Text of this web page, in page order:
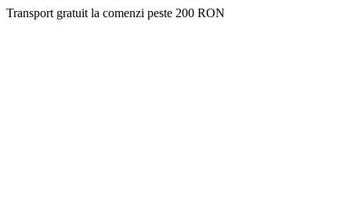
Transport gratuit la comenzi peste 200 RON